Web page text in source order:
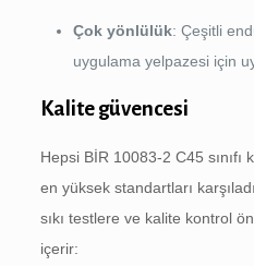
Çok yönlülük: Çeşitli
uygulama yelpazesi için
Kalite güvencesi
Hepsi BİR 10083-2 C45 sınıfı
en yüksek standartları
sıkı testlere ve kalite kontrol
içerir: